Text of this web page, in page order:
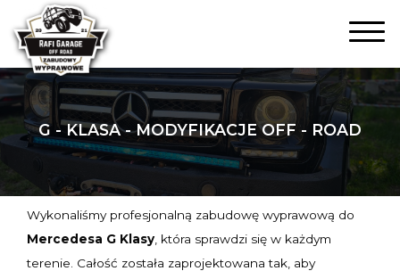
G - KLASA - MODYFIKACJE OFF - ROAD
Wykonaliśmy profesjonalną zabudowę wyprawową do
Mercedesa G Klasy , która sprawdzi się w każdym
terenie. Całość została zaprojektowana tak, aby